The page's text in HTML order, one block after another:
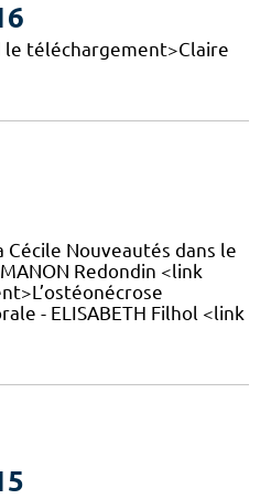
téléchargement>Claire
Cécile Nouveautés dans le
Redondin <link
- ELISABETH Filhol <link